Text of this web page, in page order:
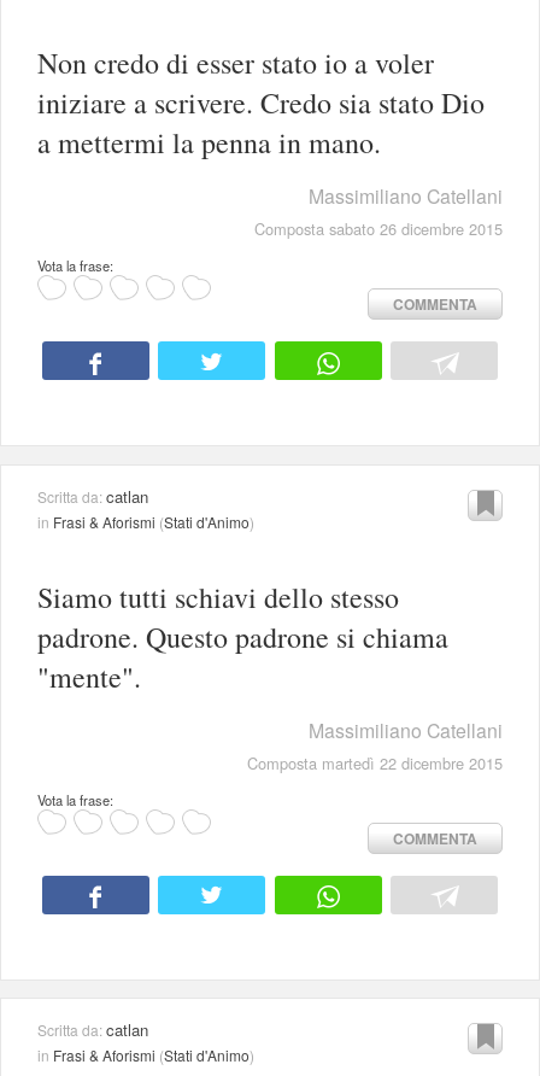
Non credo di esser stato io a voler
iniziare a scrivere. Credo sia stato Dio
a mettermi la penna in mano.
Massimiliano Catellani
Composta sabato 26 dicembre 2015
Vota la frase:
COMMENTA
Scritta da:catlan
in Frasi & Aforismi (Stati d'Animo)
Siamo tutti schiavi dello stesso
padrone. Questo padrone si chiama
"mente".
Massimiliano Catellani
Composta martedì 22 dicembre 2015
Vota la frase:
COMMENTA
Scritta da:catlan
in Frasi & Aforismi (Stati d'Animo)